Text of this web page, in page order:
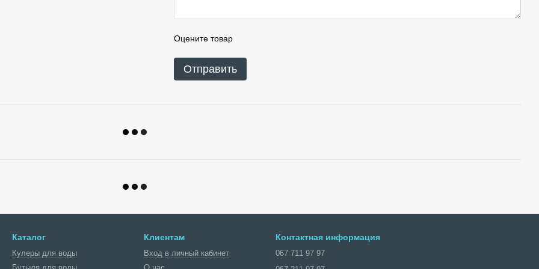
Оцените товар
Отправить
Каталог
Кулеры для воды
Клиентам
Вход в личный кабинет
Контактная информация
067 711 97 97